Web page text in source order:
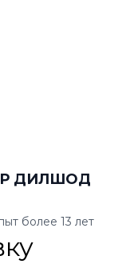
ДИЛШОД
более 13 лет